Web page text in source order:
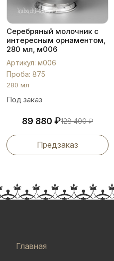
Серебряный молочник с
интересным орнаментом,
280 мл, м006
Артикул: м006
Проба: 875
280 мл
Под заказ
89 880 ₽128 400₽
Предзаказ
Главная